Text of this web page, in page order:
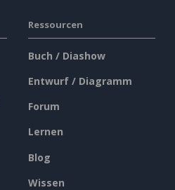
Ressourcen
Buch / Diashow
Entwurf / Diagramm
Forum
Lernen
Blog
Wissen